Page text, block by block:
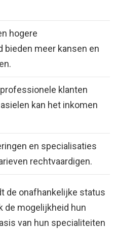
hogere
bieden meer kansen en
klanten
kan het inkomen
en specialisaties
rechtvaardigen.
de onafhankelijke status
de mogelijkheid hun
van hun specialiteiten